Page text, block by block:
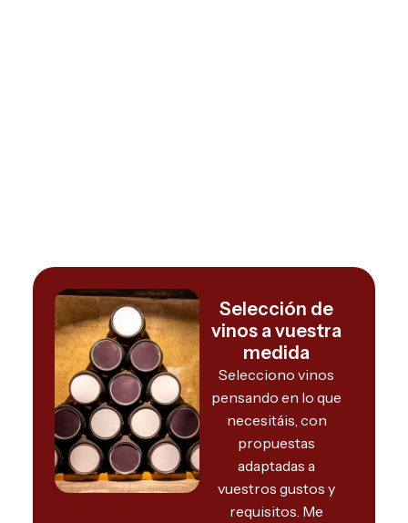
Selección de
vinos a vuestra
medida
Selecciono vinos
pensando en lo que
necesitáis, con
propuestas
adaptadas a
vuestros gustos y
requisitos. Me